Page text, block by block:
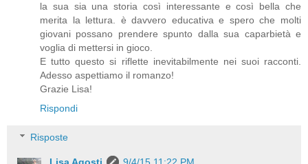
la sua sia una storia così interessante e così bella che
merita la lettura. è davvero educativa e spero che molti
giovani possano prendere spunto dalla sua caparbietà e
voglia di mettersi in gioco.
E tutto questo si riflette inevitabilmente nei suoi racconti.
Adesso aspettiamo il romanzo!
Grazie Lisa!
Rispondi
Risposte